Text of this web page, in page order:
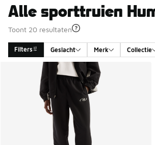
Alle sporttruien
Toont 20 resultaten
Filters Geslacht Merk Collectie
Search Results